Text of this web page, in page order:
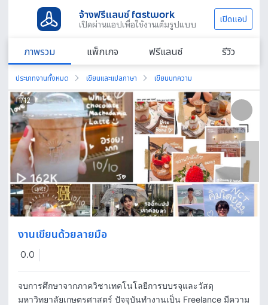
จ้างฟรีแลนซ์ fastwork
เปิดผ่านแอปเพื่อใช้งานเต็มรูปแบบ เปิดแอป
ภาพรวม แพ็กเกจ ฟรีแลนซ์ รีวิว
ประเภทงานทั้งหมด เขียนและแปลภาษา เขียนบทความ
1/12
งานเขียนด้วยลายมือ
0.0
จบการศึกษาจากภาควิชาเทคโนโลยีการบบรจุและวัสดุ
มหาวิทยาลัยเกษตรศาสตร์ ปัจจุบันทำงานเป็น Freelance มีความ